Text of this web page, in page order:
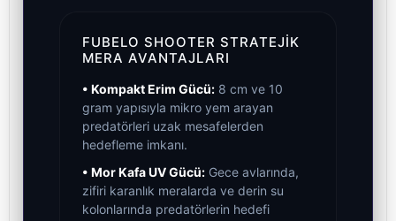
FUBELO SHOOTER STRATEJIK
MERA AVANTAJLARI
• Kompakt Erim Gücü: 8 cm ve 10
gram yapısıyla mikro yem arayan
predatörleri uzak mesafelerden
hedefleme imkanı.
• Mor Kafa UV Gücü: Gece avlarında,
zifiri karanlık meralarda ve derin su
kolonlarında predatörlerin hedefi